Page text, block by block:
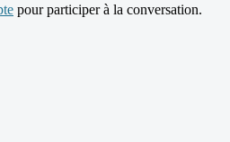
pour participer à la conversation.